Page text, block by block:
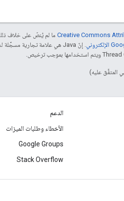
ما لم يُنصّ على خلاف
الدعم
الأخطاء وطلبات الميزات
Google Groups
Stack Overflow